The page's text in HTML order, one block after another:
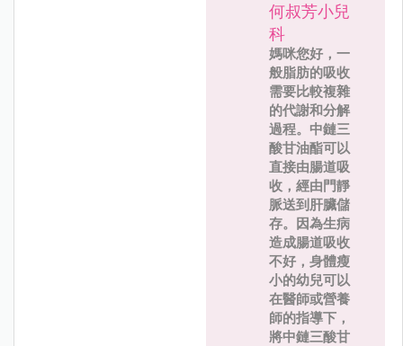
何叔芳小兒
科
媽咪您好，一
般脂肪的吸收
需要比較複雜
的代謝和分解
過程。中鏈三
酸甘油酯可以
直接由腸道吸
收，經由門靜
脈送到肝臟儲
存。因為生病
造成腸道吸收
不好，身體瘦
小的幼兒可以
在醫師或營養
師的指導下，
將中鏈三酸甘